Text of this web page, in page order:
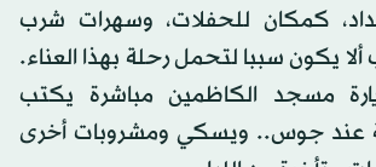
كمكان للحفلات، وسهرات شرب
يكون سببا لتحمل رحلة بهذا العناء.
مسجد الكاظمين مباشرة يكتب
جوس.. ويسكي ومشروبات أخرى